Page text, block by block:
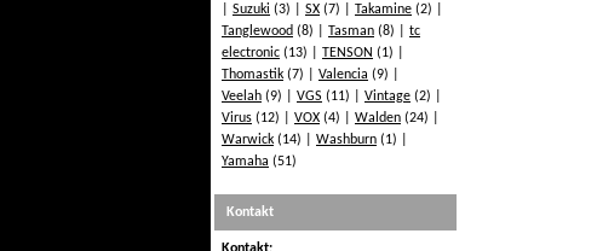
Suzuki (3) SX (7) Takamine (2)
Tanglewood (8) Tasman (8)
tc
electronic (13) TENSON (1)
Thomastik (7) Valencia (9)
Veelah (9) VGS (11) Vintage (2)
Virus (12) VOX (4) Walden (24)
Warwick (14) Washburn (1)
Yamaha (51)
Kontakt